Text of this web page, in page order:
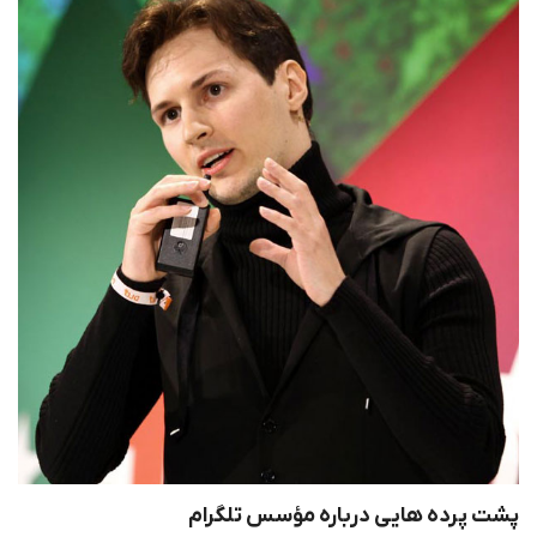
پشت پرده هایی درباره مؤسس تلگرام